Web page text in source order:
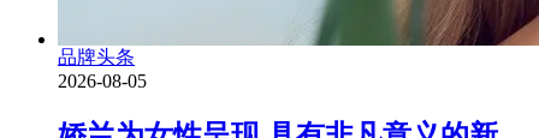
品牌头条
2026-08-05